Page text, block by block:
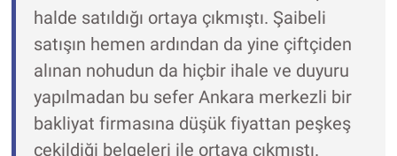
halde satıldığı ortaya çıkmıştı. Şaibeli
satışın hemen ardından da yine çiftçiden
alınan nohudun da hiçbir ihale ve duyuru
yapılmadan bu sefer Ankara merkezli bir
bakliyat firmasına düşük fiyattan peşkeş
çekildiği belgeleri ile ortaya çıkmıştı.